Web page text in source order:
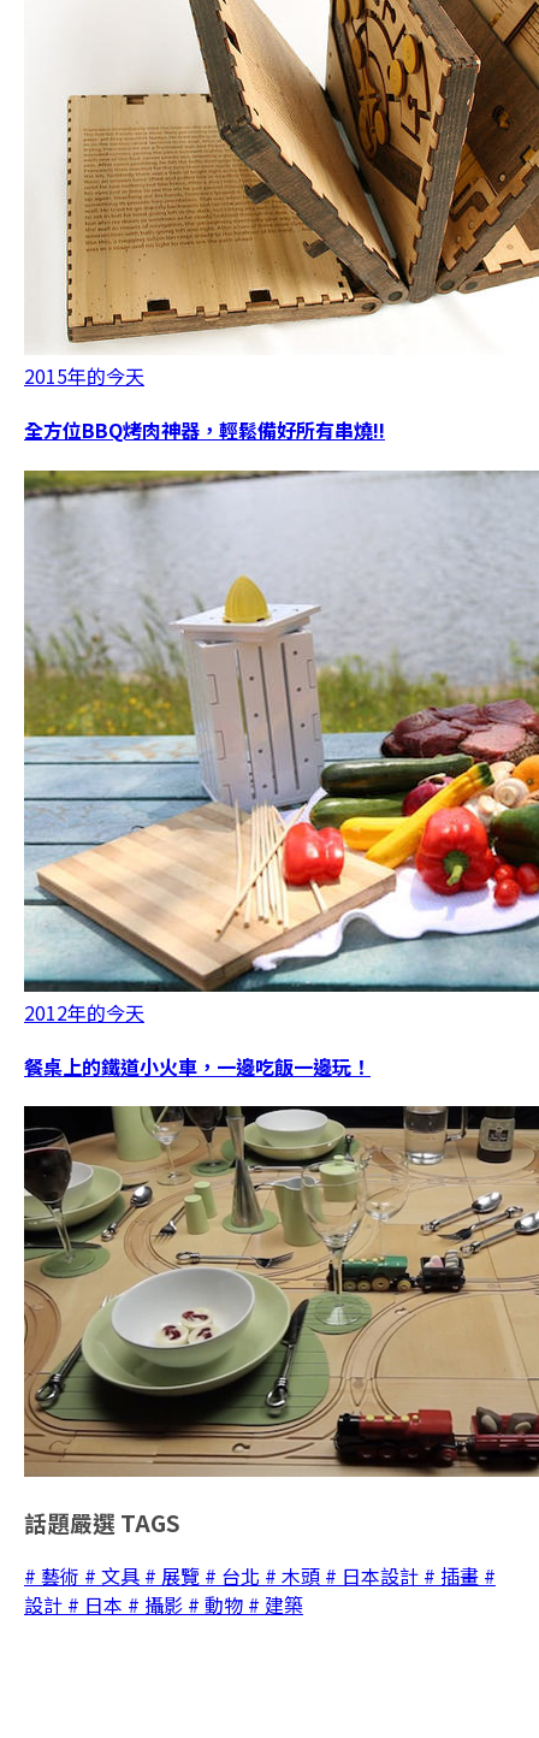
2015年的今天
全方位BBQ烤肉神器，輕鬆備好所有串燒!!
2012年的今天
餐桌上的鐵道小火車，一邊吃飯一邊玩！
話題嚴選 TAGS
# 藝術 # 文具 # 展覽 # 台北 # 木頭 # 日本設計 # 插畫 #
設計 # 日本 # 攝影 # 動物 # 建築